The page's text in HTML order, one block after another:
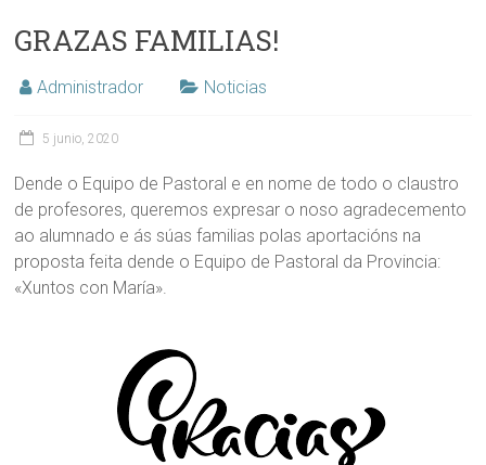
GRAZAS FAMILIAS!
Administrador Noticias
5 junio, 2020
Dende o Equipo de Pastoral e en nome de todo o claustro
de profesores, queremos expresar o noso agradecemento
ao alumnado e ás súas familias polas aportacións na
proposta feita dende o Equipo de Pastoral da Provincia:
«Xuntos con María».